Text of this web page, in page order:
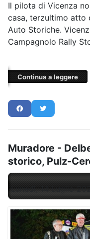
Il pilota di Vicenza
casa, terzultimo atto
Auto Storiche.
Campagnolo Rally
Continua a leggere
Muradore -
storico, Pulz-
Lunedì, 14 Luglio